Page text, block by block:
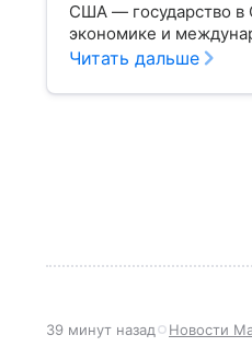
США — государство в
экономике и
Читать дальше
39 минут назад Новости